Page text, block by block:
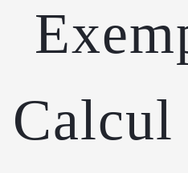
Calcul